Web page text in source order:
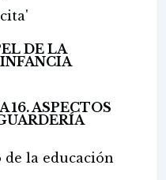
DE LA
16. ASPECTOS
la educación